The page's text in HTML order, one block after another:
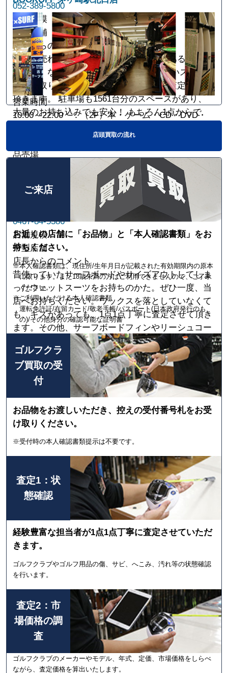
052-389-5800
店舗規模
大型店舗
店長からのコメント
「これ売れるのかな？」「キズ、汚れがあるけど大
丈夫？」などの不安は当店で解消！ 幅広いスポーツ
用品を取り扱っており、１点１点大切に査定させて
頂きます。 駐車場も1561台分のスペースがあり、
大量のお持ち込みでも安心！ もちろん1点からで
用品は当店までお持ちください。
営業時間
10:00～22:00 ：（2F）本・ゲーム・CD・DVD・
品売場
神奈川県茅ヶ崎市新栄町2-8 共和ビル
0467-84-5386
店舗規模
中型店舗
店長からのコメント
昔使っていたサーフボードやサイズアウトしてしま
ったウェットスーツをお持ちのかた。ぜひ一度、当
店へお持ちください。ワックスを落としていなくて
も、キズがあっても、1点1点丁寧に査定させて頂き
ます。その他、サーフボードフィンやリーシュコー
ドなど小物も取り扱っております。お見積りだけで
も大歓迎です。ご来店お待ちしております。
店頭買取の流れ
ご来店
お近くの店舗に「お品物」と「本人確認書類」をお
持ちください。
※本人確認書類は、現住所/生年月日が記載された有効期限内の原本
に限ります。また18歳未満の方はご利用できませんので、ご了承
ください。
※ご利用いただける本人確認書類
運転免許証/在留カード/敬老手帳/パスポート(日本政府発行のも
の)/その他身分の確認可能な証明書
ゴルフクラ
ブ買取の受
付
お品物をお渡しいただき、控えの受付番号札をお受
け取りください。
※受付時の本人確認書類提示は不要です。
査定1：状
態確認
経験豊富な担当者が1点1点丁寧に査定させていただ
きます。
ゴルフクラブやゴルフ用品の傷、サビ、へこみ、汚れ等の状態確認
を行います。
査定2：市
場価格の調
査
ゴルフクラブのメーカーやモデル、年式、定価、市場価格をしらべ
ながら、査定価格を算出いたします。